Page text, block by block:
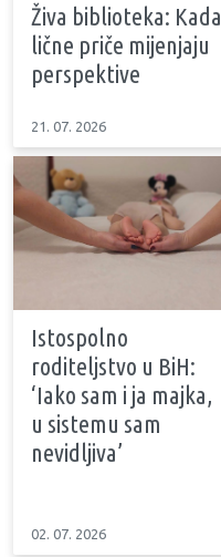
Živa biblioteka: Kada
lične priče mijenjaju
perspektive
21. 07. 2026
Istospolno
roditeljstvo u BiH:
‘Iako sam i ja majka,
u sistemu sam
nevidljiva’
02. 07. 2026